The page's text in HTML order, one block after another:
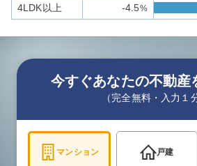
4LDK以上 -4.5%
今すぐあなたの不動産
（完全無料・入力１
マンション 戸建